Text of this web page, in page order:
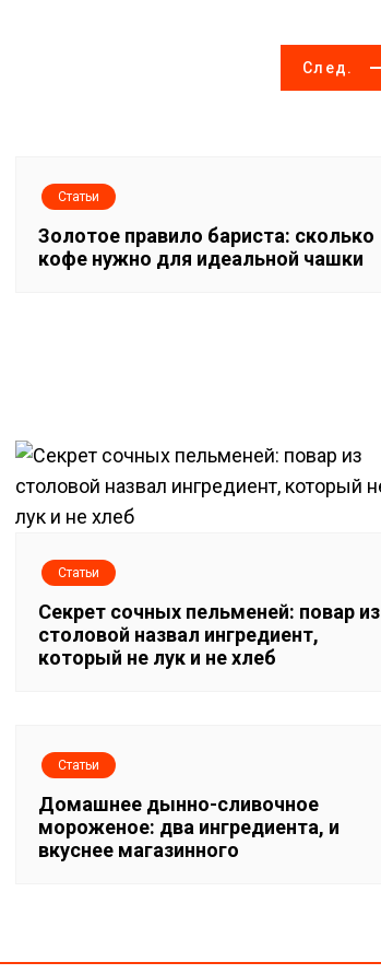
След.
Статьи
Золотое правило бариста: сколько
кофе нужно для идеальной чашки
Статьи
Секрет сочных пельменей: повар из
столовой назвал ингредиент,
который не лук и не хлеб
Статьи
Домашнее дынно-сливочное
мороженое: два ингредиента, и
вкуснее магазинного